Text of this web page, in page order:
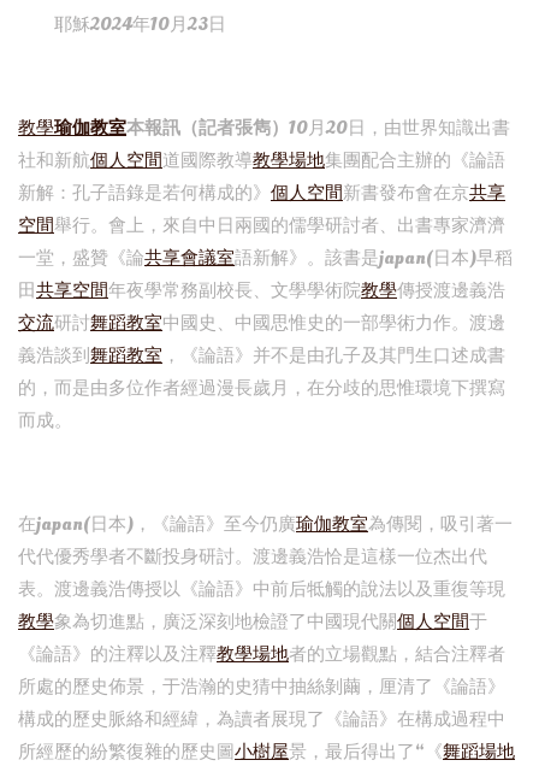
耶穌2024年10月23日
教學瑜伽教室本報訊（記者張雋） 10月20日，由世界知識出書
社和新航個人空間道國際教導教學場地集團配合主辦的《論語
新解：孔子語錄是若何構成的》 個人空間新書發布會在京共享
空間舉行。會上，來自中日兩國的儒學研討者、出書專家濟濟
一堂，盛贊《論共享會議室語新解》。該書是japan(日本)早稻
田共享空間年夜學常務副校長、文學學術院教學傳授渡邊義浩
交流研討舞蹈教室中國史、中國思惟史的一部學術力作。渡邊
義浩談到舞蹈教室 ，《論語》并不是由孔子及其門生口述成書
的，而是由多位作者經過漫長歲月，在分歧的思惟環境下撰寫
而成。
在japan(日本)，《論語》至今仍廣瑜伽教室為傳閱，吸引著一
代代優秀學者不斷投身研討。渡邊義浩恰是這樣一位杰出代
表。渡邊義浩傳授以《論語》中前后牴觸的說法以及重復等現
教學象為切進點，廣泛深刻地檢證了中國現代關個人空間于
《論語》的注釋以及注釋教學場地者的立場觀點，結合注釋者
所處的歷史佈景，于浩瀚的史猜中抽絲剝繭，厘清了《論語》
構成的歷史脈絡和經緯，為讀者展現了《論語》在構成過程中
所經歷的紛繁復雜的歷史圖小樹屋景，最后得出了“《舞蹈場地